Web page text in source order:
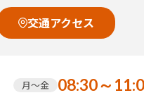
交通アクセス
月～金 08:30～